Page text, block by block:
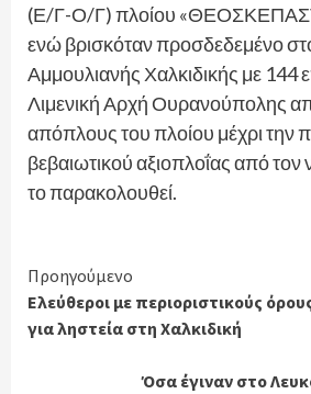
(Ε/Γ-Ο/Γ) πλοίου
ενώ βρισκόταν προσδεδεμένο
Αμμουλιανής Χαλκιδικής με 144
Λιμενική Αρχή Ουρανούπολης
απόπλους του πλοίου μέχρι την
βεβαιωτικού αξιοπλοΐας από
το παρακολουθεί.
Continue
Reading
Προηγούμενο
Ελεύθεροι με περιοριστικούς
για ληστεία στη Χαλκιδική
Όσα έγιναν στο